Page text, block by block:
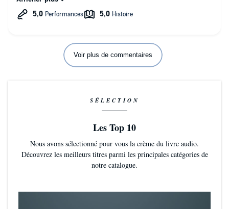
Voir plus de commentaires
SÉLECTION
Les Top 10
Nous avons sélectionné pour vous la crème du livre audio.
Découvrez les meilleurs titres parmi les principales catégories de
notre catalogue.